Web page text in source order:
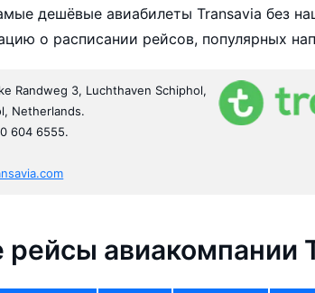
дешёвые авиабилеты Transavia без
о расписании рейсов, популярных
Randweg 3, Luchthaven Schiphol,
Netherlands.
604 6555.
авиакомпании